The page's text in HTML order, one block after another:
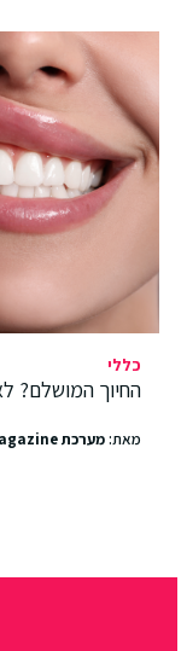
כללי
החיוך המושלם?
מאת:מערכת jour magazine